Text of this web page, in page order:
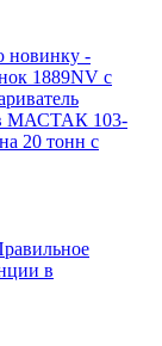
новинку -
1889NV с
МАСТАК 103-
20 тонн с
в